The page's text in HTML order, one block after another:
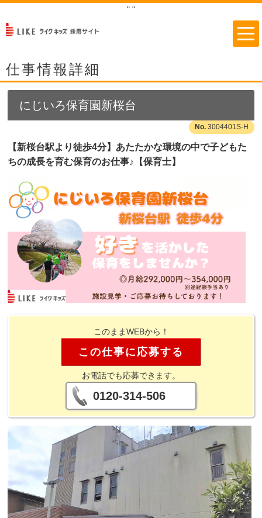
" "
仕事情報詳細
にじいろ保育園新桜台
3004401S-H
【新桜台駅より徒歩4分】あたたかな環境の中で子どもた
ちの成長を育む保育のお仕事♪【保育士】
このままWEBから！
この仕事に応募する
お電話でも応募できます。
0120-314-506